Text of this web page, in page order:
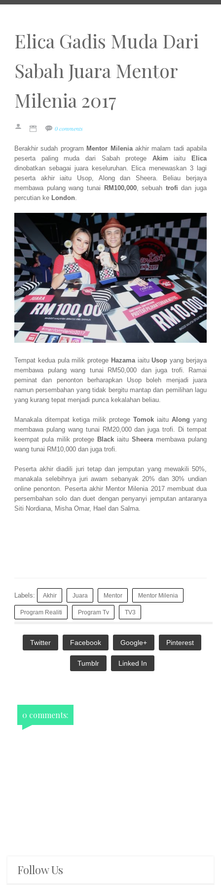
Elica Gadis Muda Dari
Sabah Juara Mentor
Milenia 2017
0 comments
Berakhir sudah program Mentor Mileniaakhir malam tadi apabila
peserta paling muda dari Sabah protege Akim iaitu
Elica
dinobatkan sebagai juara keseluruhan. Elica menewaskan 3 lagi
peserta akhir iaitu Usop, Along dan Sheera. Beliau berjaya
membawa pulang wang tunai
RM100,000, sebuah trofidan juga
percutian ke London.
Tempat kedua pula milik protege HazamaiaituUsopyang berjaya
membawa pulang wang tunai RM50,000 dan juga trofi. Ramai
peminat dan penonton berharapkan Usop boleh menjadi juara
namun persembahan yang tidak bergitu mantap dan pemilihan lagu
yang kurang tepat menjadi punca kekalahan beliau.
Manakala ditempat ketiga milik protege Tomok iaitu Along yang
membawa pulang wang tunai RM20,000 dan juga trofi. Di tempat
keempat pula milik protege Black iaitu Sheera membawa pulang
wang tunai RM10,000 dan juga trofi.
Peserta akhir diadili juri tetap dan jemputan yang mewakili 50%,
manakala selebihnya juri awam sebanyak 20% dan 30% undian
online penonton. Peserta akhir Mentor Milenia 2017 membuat dua
persembahan solo dan duet dengan penyanyi jemputan antaranya
Siti Nordiana, Misha Omar, Hael dan Salma.
Labels: Akhir Juara Mentor Mentor Milenia
Program Realiti Program Tv TV3
Twitter Facebook Google+ Pinterest
Tumblr Linked In
0 comments:
Follow Us